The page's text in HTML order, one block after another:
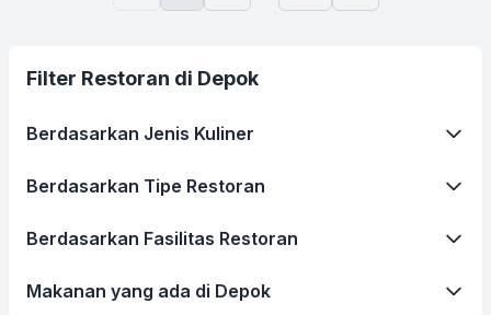
Filter Restoran di Depok
Berdasarkan Jenis Kuliner
Berdasarkan Tipe Restoran
Berdasarkan Fasilitas Restoran
Makanan yang ada di Depok